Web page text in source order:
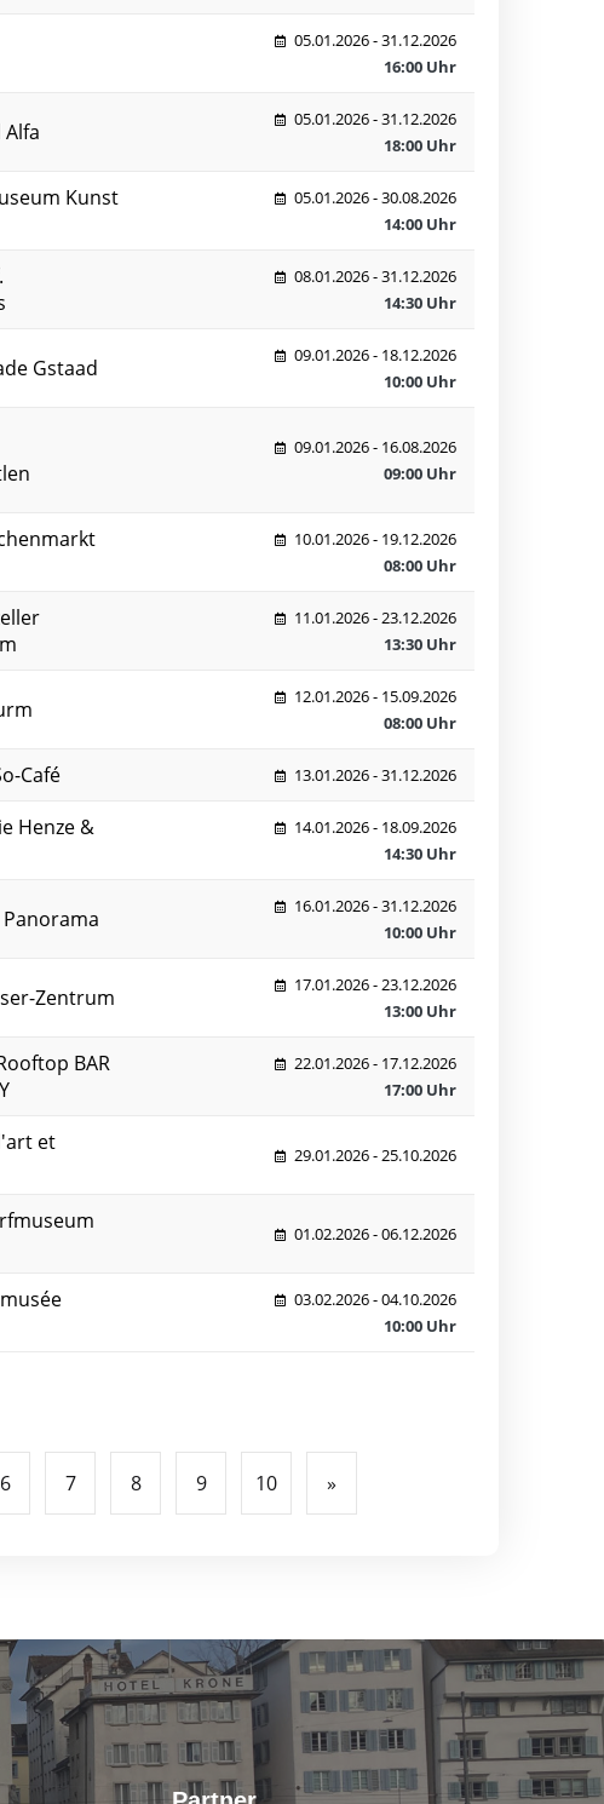
05.01.2026 - 31.12.2026
16:00 Uhr
05.01.2026 - 31.12.2026
18:00 Uhr
Kunst
05.01.2026 - 30.08.2026
14:00 Uhr
08.01.2026 - 31.12.2026
14:30 Uhr
Gstaad
09.01.2026 - 18.12.2026
10:00 Uhr
09.01.2026 - 16.08.2026
09:00 Uhr
10.01.2026 - 19.12.2026
08:00 Uhr
11.01.2026 - 23.12.2026
13:30 Uhr
12.01.2026 - 15.09.2026
08:00 Uhr
Café 13.01.2026 - 31.12.2026
Henze &
14.01.2026 - 18.09.2026
14:30 Uhr
16.01.2026 - 31.12.2026
10:00 Uhr
Zentrum
17.01.2026 - 23.12.2026
13:00 Uhr
BAR
22.01.2026 - 17.12.2026
17:00 Uhr
et
29.01.2026 - 25.10.2026
01.02.2026 - 06.12.2026
03.02.2026 - 04.10.2026
10:00 Uhr
6 7 8 9 10 »